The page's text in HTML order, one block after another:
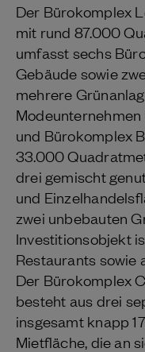
Der Bürokomplex
mit rund 87.000
umfasst sechs
Gebäude sowie
mehrere
Modeunternehmen
und Bürokomplex
33.000
drei gemischt
und
zwei unbebauten
Investitionsobjekt
Restaurants sowie
Der Bürokomplex
besteht aus drei
insgesamt knapp
Mietfläche, die an